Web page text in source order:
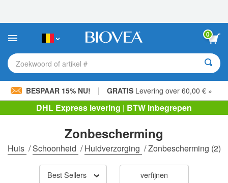
Deze
bevat
toegankelijkheidssysteem.
0
Zoekwoord of artikel #
BESPAAR 15% NU! | GRATIS Levering over 60,00 € »
DHL Express levering | BTW inbegrepen
Zonbescherming
Huis /Schoonheid /Huidverzorging /Zonbescherming (2)
Best Sellers verfijnen